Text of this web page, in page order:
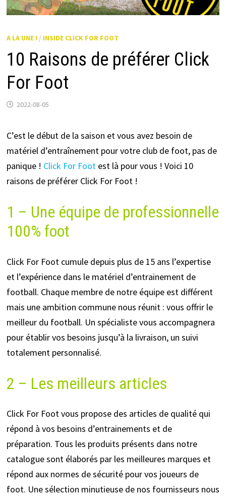
A LA UNE ! / INSIDE CLICK FOR FOOT
10 Raisons de préférer Click
For Foot
2022-08-05
C’est le début de la saison et vous avez besoin de
matériel d’entraînement pour votre club de foot, pas de
panique ! Click For Footest là pour vous ! Voici 10
raisons de préférer Click For Foot !
1 – Une équipe de professionnelle
100% foot
Click For Foot cumule depuis plus de 15 ans l’expertise
et l’expérience dans le matériel d’entrainement de
football. Chaque membre de notre équipe est différent
mais une ambition commune nous réunit : vous offrir le
meilleur du football. Un spécialiste vous accompagnera
pour établir vos besoins jusqu’à la livraison, un suivi
totalement personnalisé.
2 – Les meilleurs articles
Click For Foot vous propose des articles de qualité qui
répond à vos besoins d’entrainements et de
préparation. Tous les produits présents dans notre
catalogue sont élaborés par les meilleures marques et
répond aux normes de sécurité pour vos joueurs de
foot. Une sélection minutieuse de nos fournisseurs nous